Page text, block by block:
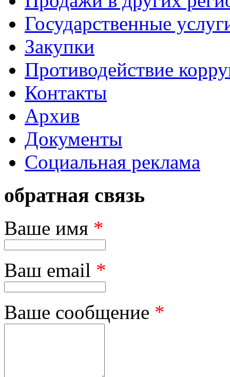
Государственные
Закупки
Противодействие
Контакты
Архив
Документы
Социальная реклама
обратная связь
Ваше имя *
Ваш email *
Ваше сообщение *